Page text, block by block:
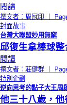
閱讀
撰文者：周冠印 ｜
封面故事
台灣大聯盟妙用無窮
邱復生拿棒球整
閱讀
撰文者：莊健群 ｜
特別企劃
逆向思考的點子大王周
他三十八歲，